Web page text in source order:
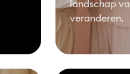
landschap
veranderen.